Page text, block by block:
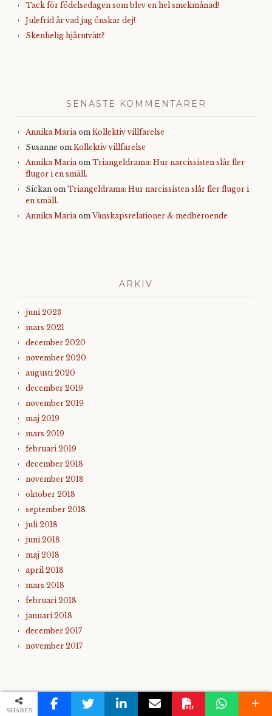
Tack för födelsedagen som blev en hel smekmånad!
Julefrid är vad jag önskar dej!
Skenhelig hjärntvätt?
SENASTE KOMMENTARER
Annika Mariaom Kollektiv villfarelse
Susanne om Kollektiv villfarelse
Annika Mariaom Triangeldrama: Hur narcissisten slår fler
flugor i en smäll.
Sickan om Triangeldrama: Hur narcissisten slår fler flugor i
en smäll.
Annika MariaomVänskapsrelationer & medberoende
ARKIV
juni 2023
mars 2021
december 2020
november 2020
augusti 2020
december 2019
november 2019
maj 2019
mars 2019
februari 2019
december 2018
november 2018
oktober 2018
september 2018
juli 2018
juni 2018
maj 2018
april 2018
mars 2018
februari 2018
januari 2018
december 2017
november 2017
SHARES